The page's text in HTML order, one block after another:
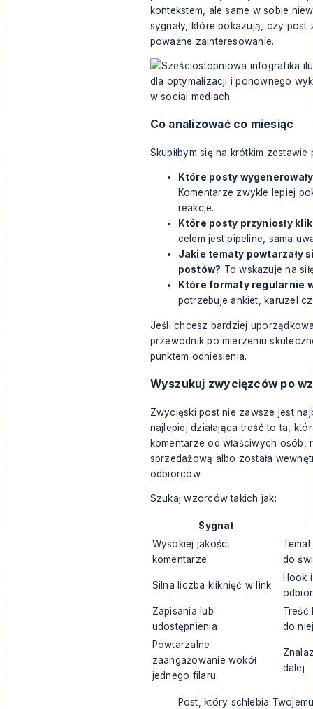
kontekstem, ale same w sobie
sygnały, które pokazują, czy post
poważne zainteresowanie.
Co analizować co miesiąc
Skupiłbym się na krótkim
Które posty
Komentarze zwykle lepiej
reakcje.
Które posty przyniosły
celem jest pipeline, sama
Jakie tematy powtarzały
postów? To wskazuje na
Które formaty regularnie
potrzebuje ankiet, karuzel
Jeśli chcesz bardziej
przewodnik po mierzeniu
punktem odniesienia.
Wyszukuj zwycięzców po
Zwycięski post nie zawsze jest
najlepiej działająca treść to ta,
komentarze od właściwych osób,
sprzedażową albo została
odbiorców.
Szukaj wzorców takich jak:
Sygnał
Wysokiej jakości
komentarze
do
Silna liczba kliknięć w link
Hook
Zapisania lub
udostępnienia
Treść
do
Powtarzalne
zaangażowanie wokół
jednego filaru
dalej
Post, który schlebia